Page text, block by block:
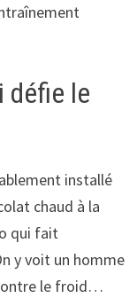
défie le
installé
chaud à la
qui fait
y voit un homme
le froid…